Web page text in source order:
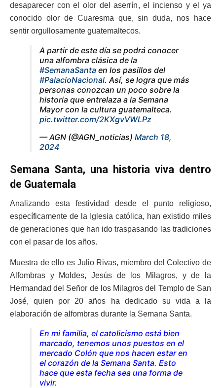
desaparecer con el olor del aserrín, el incienso y el ya
conocido olor de Cuaresma que, sin duda, nos hace
sentir orgullosamente guatemaltecos.
A partir de este día se podrá conocer
una alfombra clásica de la
#SemanaSanta en los pasillos del
#PalacioNacional. Así, se logra que más
personas conozcan un poco sobre la
historia que entrelaza a la Semana
Mayor con la cultura guatemalteca.
pic.twitter.com/2KXgvVWLPz
— AGN (@AGN_noticias) March 18,
2024
Semana Santa, una historia viva dentro
de Guatemala
Analizando esta festividad desde el punto religioso,
específicamente de la Iglesia católica, han existido miles
de generaciones que han ido traspasando las tradiciones
con el pasar de los años.
Muestra de ello es Julio Rivas, miembro del Colectivo de
Alfombras y Moldes, Jesús de los Milagros, y de la
Hermandad del Señor de los Milagros del Templo de San
José, quien por 20 años ha dedicado su vida a la
elaboración de alfombras durante la Semana Santa.
En mi familia, el catolicismo está bien
marcado, tenemos unos puestos en el
mercado Colón que nos hacen estar en
el corazón de la Semana Santa. Esto
hace que esta fecha sea una forma de
vivir.